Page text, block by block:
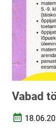
Vabad
Loomise